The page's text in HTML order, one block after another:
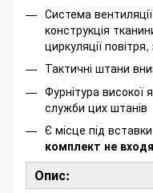
Система
конструкція
циркуляції
Тактичні штани
Фурнітура високої
служби цих штанів
Є місце під
комплект не
Опис: